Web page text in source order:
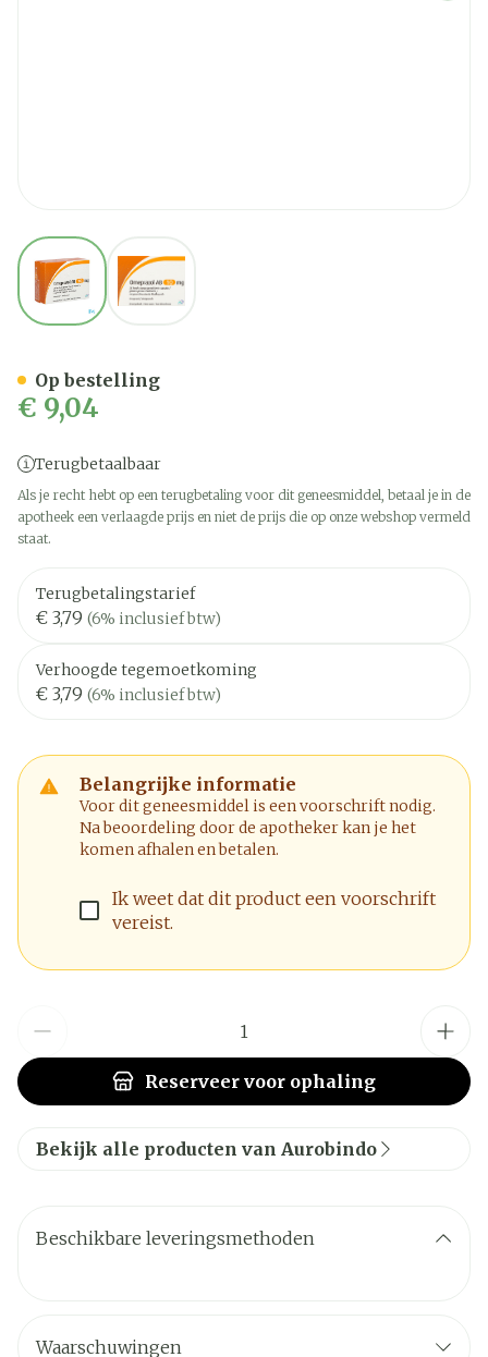
View larger image
€ 9,04
Terugbetaalbaar
Als je recht hebt op een terugbetaling voor dit geneesmiddel, betaal je in de
apotheek een verlaagde prijs en niet de prijs die op onze webshop vermeld
staat.
Terugbetalingstarief
€ 3,79 (6% inclusief btw)
Verhoogde tegemoetkoming
€ 3,79 (6% inclusief btw)
Belangrijke informatie
Voor dit geneesmiddel is een voorschrift nodig.
Na beoordeling door de apotheker kan je het
komen afhalen en betalen.
Ik weet dat dit product een voorschrift
vereist.
Reserveer voor ophaling
Op bestelling
Bekijk alle producten van Aurobindo
Beschikbare leveringsmethoden
Waarschuwingen